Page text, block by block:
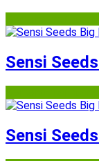
Sensi
Sensi